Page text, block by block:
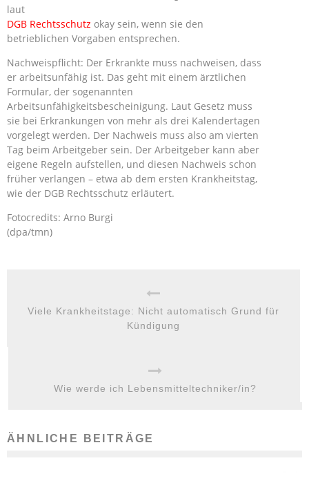
laut
DGB Rechtsschutz okay sein, wenn sie den
betrieblichen Vorgaben entsprechen.
Nachweispflicht: Der Erkrankte muss nachweisen, dass
er arbeitsunfähig ist. Das geht mit einem ärztlichen
Formular, der sogenannten
Arbeitsunfähigkeitsbescheinigung. Laut Gesetz muss
sie bei Erkrankungen von mehr als drei Kalendertagen
vorgelegt werden. Der Nachweis muss also am vierten
Tag beim Arbeitgeber sein. Der Arbeitgeber kann aber
eigene Regeln aufstellen, und diesen Nachweis schon
früher verlangen – etwa ab dem ersten Krankheitstag,
wie der DGB Rechtsschutz erläutert.
Fotocredits: Arno Burgi
(dpa/tmn)
Viele Krankheitstage: Nicht automatisch Grund für
Kündigung
Wie werde ich Lebensmitteltechniker/in?
ÄHNLICHE BEITRÄGE